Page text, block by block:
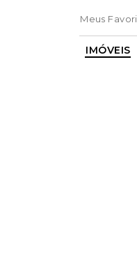
Meus
IMÓVEIS